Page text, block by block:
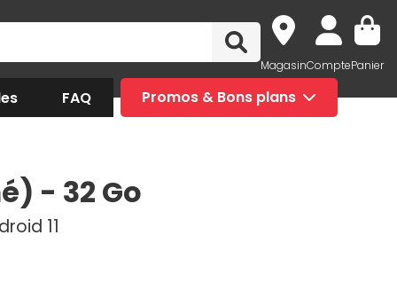
MagasinComptePanier
FAQ Promos & Bons plans
- 32 Go
11